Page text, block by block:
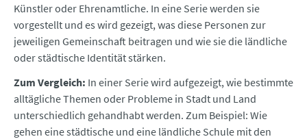
Künstler oder Ehrenamtliche. In eine Serie werden sie
vorgestellt und es wird gezeigt, was diese Personen zur
jeweiligen Gemeinschaft beitragen und wie sie die ländliche
oder städtische Identität stärken.
Zum Vergleich: In einer Serie wird aufgezeigt, wie bestimmte
alltägliche Themen oder Probleme in Stadt und Land
unterschiedlich gehandhabt werden. Zum Beispiel: Wie
gehen eine städtische und eine ländliche Schule mit den